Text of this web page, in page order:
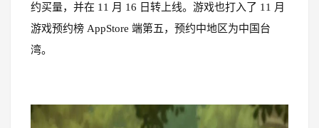
约买量，并在 11 月 16 日转上线。游戏也打入了 11 月
游戏预约榜 AppStore 端第五，预约中地区为中国台
湾。